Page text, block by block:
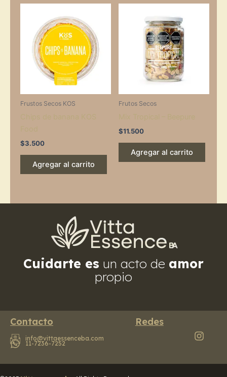
Frustos Secos KOS
$3.500
Agregar al carrito
Frutos Secos
$11.500
Agregar al carrito
Cuidarte es un acto de amor
propio
Contacto
info@vittaessenceba.com
11-7236-7252
Redes